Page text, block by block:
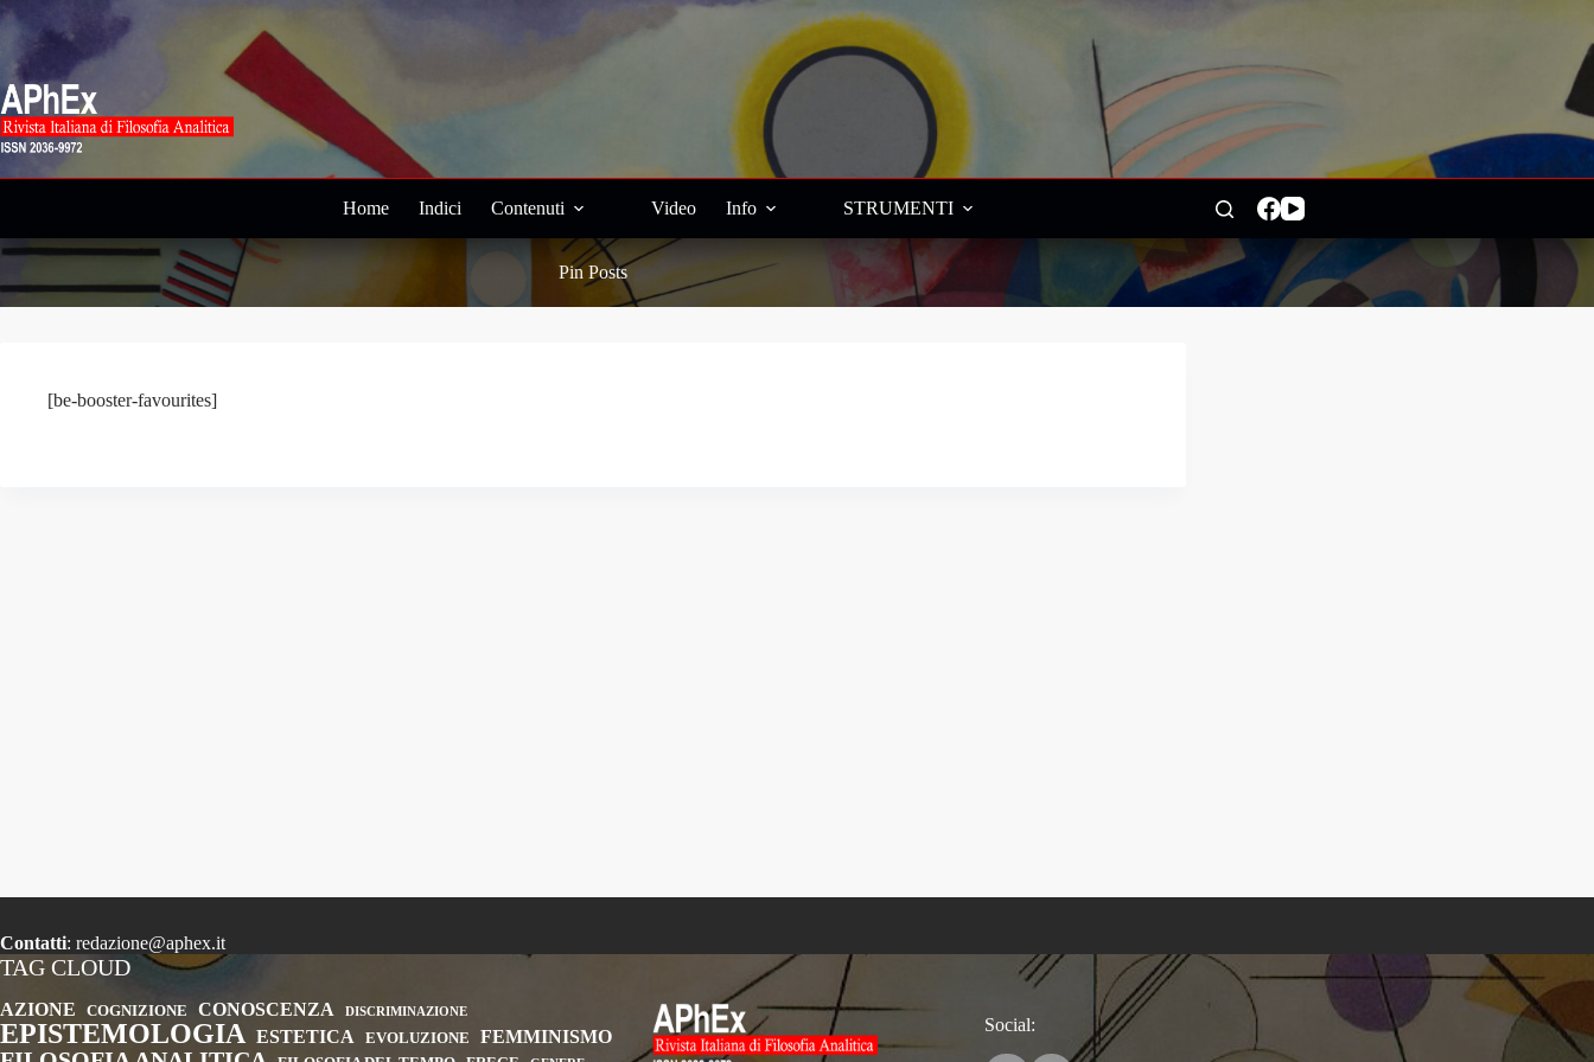
Salta
contenuto
Home Indici Contenuti Video Info STRUMENTI
Pin Posts
[be-booster-favourites]
Contatti: redazione@aphex.it
TAG CLOUD
AZIONE COGNIZIONE CONOSCENZA DISCRIMINAZIONE
EPISTEMOLOGIA ESTETICA EVOLUZIONE FEMMINISMO
Social: